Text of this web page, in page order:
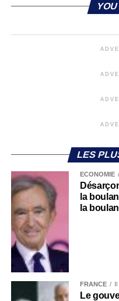
LES
ECONOMIE
la
la
FRANCE Il
Le